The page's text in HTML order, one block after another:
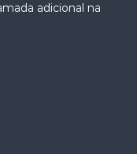
adicional na